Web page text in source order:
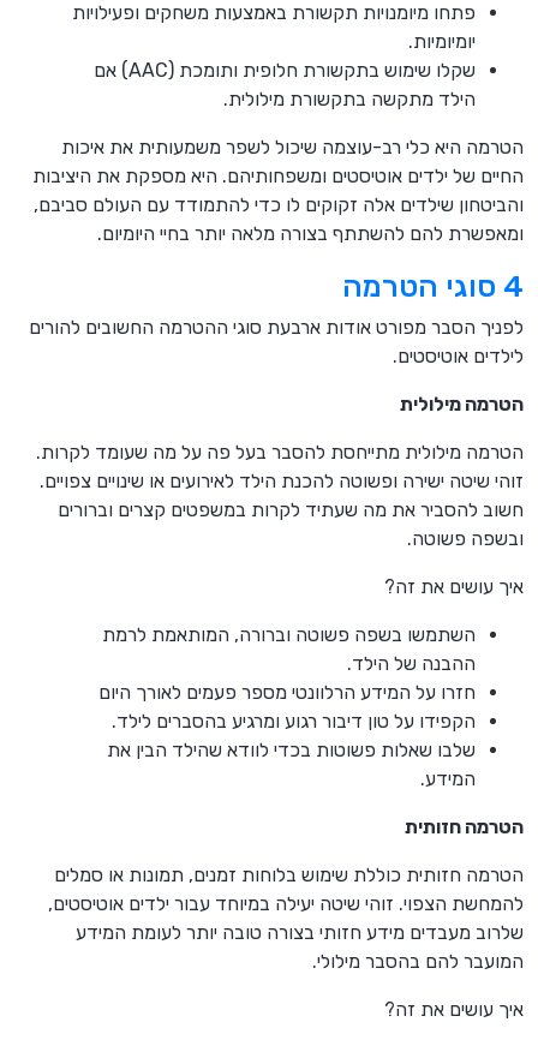
פתחו מיומנויות תקשורת באמצעות משחקים ופעילויות
יומיומיות.
שקלו שימוש בתקשורת חלופית ותומכת (AAC) אם
הילד מתקשה בתקשורת מילולית.
הטרמה היא כלי רב-עוצמה שיכול לשפר משמעותית את איכות
החיים של ילדים אוטיסטים ומשפחותיהם. היא מספקת את היציבות
והביטחון שילדים אלה זקוקים לו כדי להתמודד עם העולם סביבם,
ומאפשרת להם להשתתף בצורה מלאה יותר בחיי היומיום.
4 סוגי הטרמה
לפניך הסבר מפורט אודות ארבעת סוגי ההטרמה החשובים להורים
לילדים אוטיסטים.
הטרמה מילולית
הטרמה מילולית מתייחסת להסבר בעל פה על מה שעומד לקרות.
זוהי שיטה ישירה ופשוטה להכנת הילד לאירועים או שינויים צפויים.
חשוב להסביר את מה שעתיד לקרות במשפטים קצרים וברורים
ובשפה פשוטה.
איך עושים את זה?
השתמשו בשפה פשוטה וברורה, המותאמת לרמת
ההבנה של הילד.
חזרו על המידע הרלוונטי מספר פעמים לאורך היום
הקפידו על טון דיבור רגוע ומרגיע בהסברים לילד.
שלבו שאלות פשוטות בכדי לוודא שהילד הבין את
המידע.
הטרמה חזותית
הטרמה חזותית כוללת שימוש בלוחות זמנים, תמונות או סמלים
להמחשת הצפוי. זוהי שיטה יעילה במיוחד עבור ילדים אוטיסטים,
שלרוב מעבדים מידע חזותי בצורה טובה יותר לעומת המידע
המועבר להם בהסבר מילולי.
איך עושים את זה?